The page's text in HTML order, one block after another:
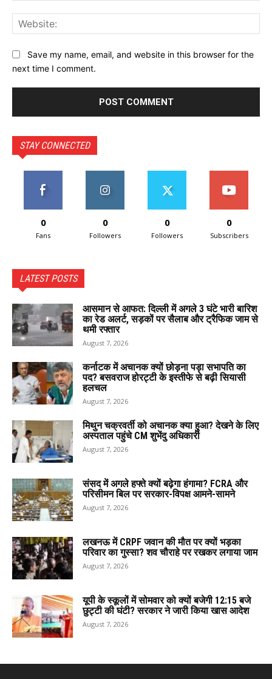
Save my name, email, and website in this browser for the
next time I comment.
STAY CONNECTED
0
Fans
0
Followers
0
Followers
0
Subscribers
LATEST POSTS
आसमान से आफत: दिल्ली में अगले 3 घंटे भारी बारिश
का रेड अलर्ट, सड़कों पर सैलाब और ट्रैफिक जाम से
थमी रफ्तार
August 7, 2026
कर्नाटक में अचानक क्यों छोड़ना पड़ा सभापति का
पद? बसवराज होरट्टी के इस्तीफे से बढ़ी सियासी
हलचल
August 7, 2026
मिथुन चक्रवर्ती को अचानक क्या हुआ? देखने के लिए
अस्पताल पहुंचे CM शुभेंदु अधिकारी
August 7, 2026
संसद में अगले हफ्ते क्यों बढ़ेगा हंगामा? FCRA और
परिसीमन बिल पर सरकार-विपक्ष आमने-सामने
August 7, 2026
लखनऊ में CRPF जवान की मौत पर क्यों भड़का
परिवार का गुस्सा? शव चौराहे पर रखकर लगाया जाम
August 7, 2026
यूपी के स्कूलों में सोमवार को क्यों बजेगी 12:15 बजे
छुट्टी की घंटी? सरकार ने जारी किया खास आदेश
August 7, 2026